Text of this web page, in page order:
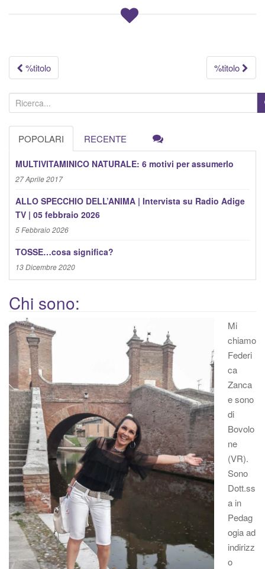
Navigazione
articolo
%titolo %titolo
e
r
POPOLARI RECENTE
MULTIVITAMINICO NATURALE: 6 motivi per assumerlo
27 Aprile 2017
ALLO SPECCHIO DELL’ANIMA | Intervista su Radio Adige
TV | 05 febbraio 2026
5 Febbraio 2026
TOSSE…cosa significa?
13 Dicembre 2020
Chi sono:
Mi
chiamo
Federi
ca
Zanca
e sono
di
Bovolo
ne
(VR).
Sono
Dott.ss
a in
Pedag
ogia ad
indirizz
o